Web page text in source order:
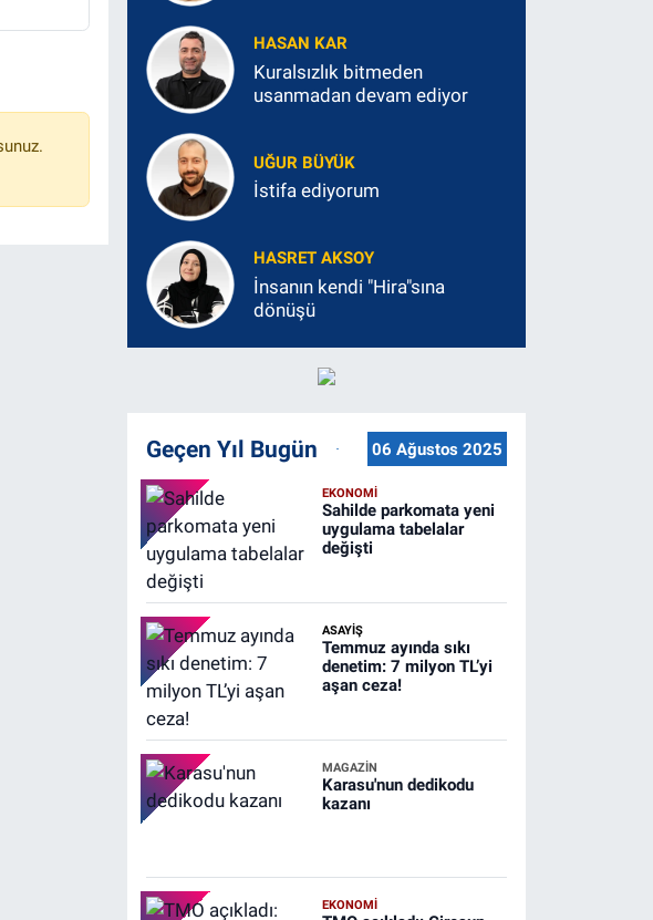
HASAN KAR
Kuralsızlık bitmeden
usanmadan devam ediyor
UĞUR BÜYÜK
İstifa ediyorum
HASRET AKSOY
İnsanın kendi "Hira"sına
dönüşü
Geçen Yıl Bugün 06 Ağustos 2025
EKONOMİ
Sahilde parkomata yeni
uygulama tabelalar
değişti
ASAYİŞ
Temmuz ayında sıkı
denetim: 7 milyon TL’yi
aşan ceza!
MAGAZİN
Karasu'nun dedikodu
kazanı
EKONOMİ